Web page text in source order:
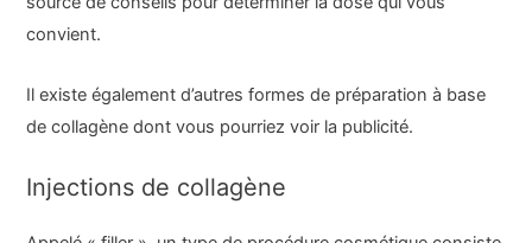
convient.
Il existe également d’autres formes de préparation à base
de collagène dont vous pourriez voir la publicité.
Injections de collagène